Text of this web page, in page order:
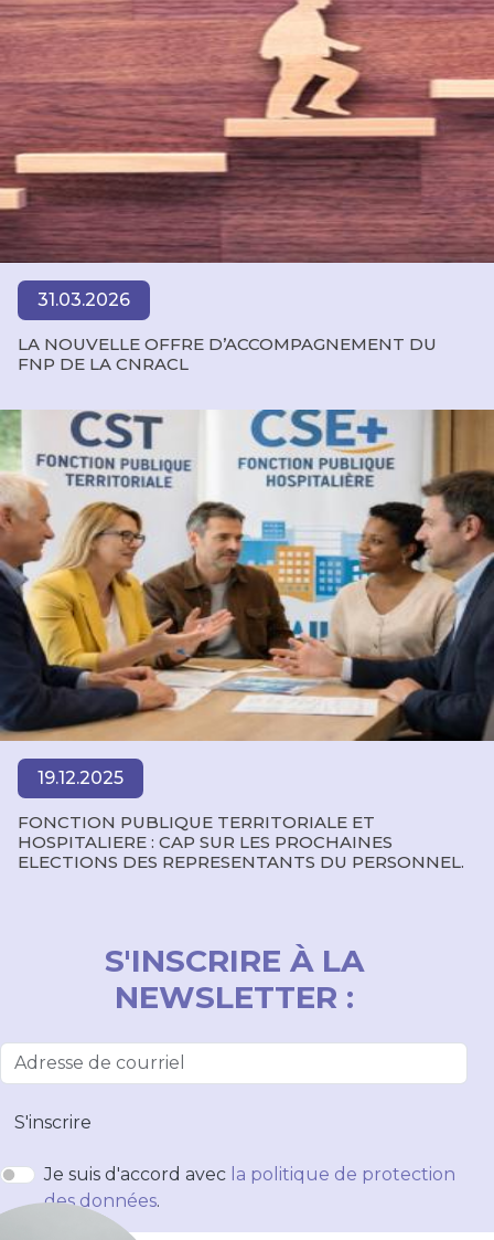
LA NOUVELLE OFFRE D’ACCOMPAGNEMENT DU
FNP DE LA CNRACL
31.03.2026
FONCTION PUBLIQUE TERRITORIALE ET
HOSPITALIERE : CAP SUR LES PROCHAINES
ELECTIONS DES REPRESENTANTS DU PERSONNEL.
19.12.2025
S'INSCRIRE À LA
NEWSLETTER :
S'inscrire
Je suis d'accord avec la politique de protection
des données.